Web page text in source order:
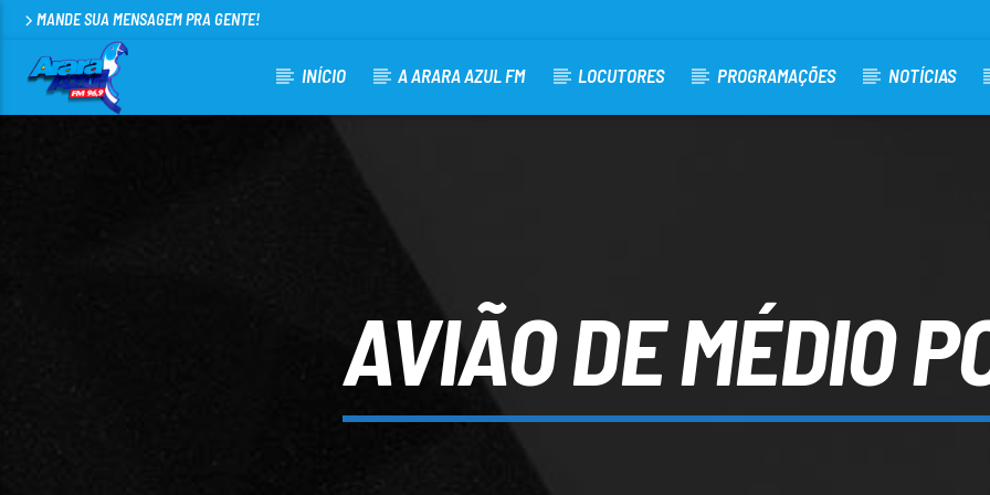
MANDE SUA MENSAGEM PRA GENTE!
INÍCIO A ARARA AZUL FM LOCUTORES PROGRAMAÇÕES NOTÍCIAS
AVIÃO DE MÉDIO